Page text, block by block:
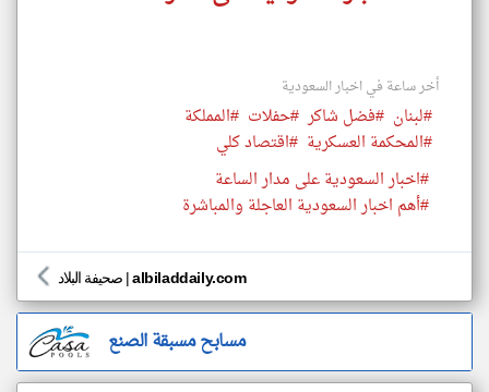
أخر ساعة في اخبار السعودية
#لبنان #فضل شاكر #حفلات #المملكة
#المحكمة العسكرية #اقتصاد كلي
#اخبار السعودية على مدار الساعة
#أهم اخبار السعودية العاجلة والمباشرة
صحيفة البلاد |albiladdaily.com
مسابح مسبقة الصنع